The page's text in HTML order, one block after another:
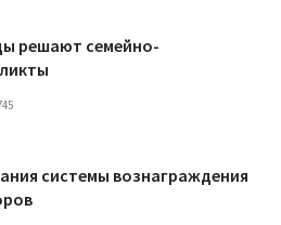
решают семейно-
системы вознаграждения